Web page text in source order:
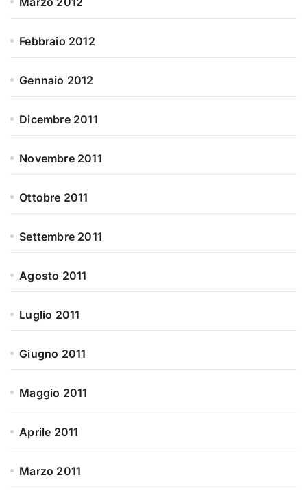
Febbraio 2012
Gennaio 2012
Dicembre 2011
Novembre 2011
Ottobre 2011
Settembre 2011
Agosto 2011
Luglio 2011
Giugno 2011
Maggio 2011
Aprile 2011
Marzo 2011